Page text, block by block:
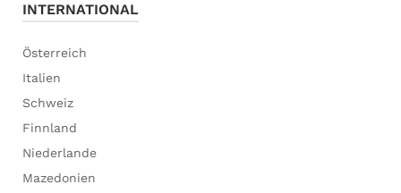
INTERNATIONAL
Österreich
Italien
Schweiz
Finnland
Niederlande
Mazedonien